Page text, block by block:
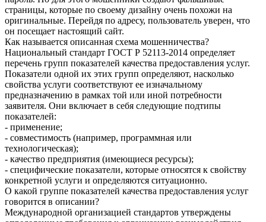
страницы, которые по своему дизайну очень похожи на
оригинальные. Перейдя по адресу, пользователь уверен, что
он посещает настоящий сайт.
Как называется описанная схема мошенничества?
Национальный стандарт ГОСТ Р 52113-2014 определяет
перечень групп показателей качества предоставления услуг.
Показатели одной их этих групп определяют, насколько
свойства услуги соответствуют ее изначальному
предназначению в рамках той или иной потребности
заявителя. Они включает в себя следующие подтипы
показателей:
- применение;
- совместимость (например, программная или
технологическая);
- качество предприятия (имеющиеся ресурсы);
- специфические показатели, которые относятся к свойству
конкретной услуги и определяются ситуационно.
О какой группе показателей качества предоставления услуг
говорится в описании?
Международной организацией стандартов утверждены